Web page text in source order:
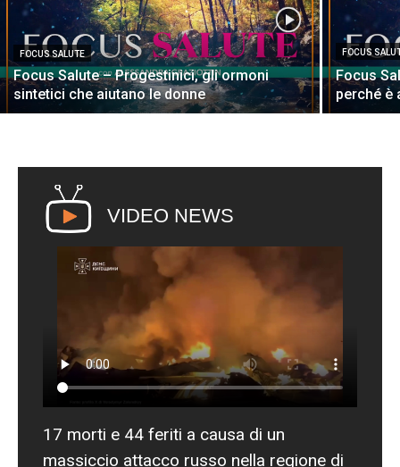
FOCUS SALUTE
Focus Salute – Progestinici, gli ormoni
sintetici che aiutano le donne
FOCUS
Focus
perché è
VIDEO NEWS
17 morti e 44 feriti a causa di un
massiccio attacco russo nella regione di